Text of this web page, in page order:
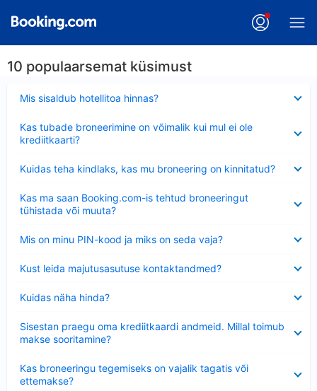
10 populaarsemat küsimust
Mis sisaldub hotellitoa hinnas?
Kas tubade broneerimine on võimalik kui mul ei ole
krediitkaarti?
Kuidas teha kindlaks, kas mu broneering on kinnitatud?
Kas ma saan Booking.com-is tehtud broneeringut
tühistada või muuta?
Mis on minu PIN-kood ja miks on seda vaja?
Kust leida majutusasutuse kontaktandmed?
Kuidas näha hinda?
Sisestan praegu oma krediitkaardi andmeid. Millal toimub
makse sooritamine?
Kas broneeringu tegemiseks on vajalik tagatis või
ettemakse?